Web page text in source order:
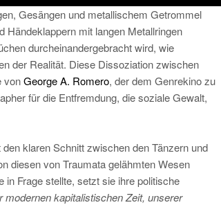
Gesängen und metallischem Getrommel
mit langen Metallringen
durcheinandergebracht wird, wie
der Realität. Diese Dissoziation zwischen
vonGeorge A. Romero, der dem Genrekino zu
für die Entfremdung, die soziale Gewalt,
klaren Schnitt zwischen den Tänzern und
diesen von Traumata gelähmten Wesen
Frage stellte, setzt sie ihre politische
kapitalistischen Zeit, unserer